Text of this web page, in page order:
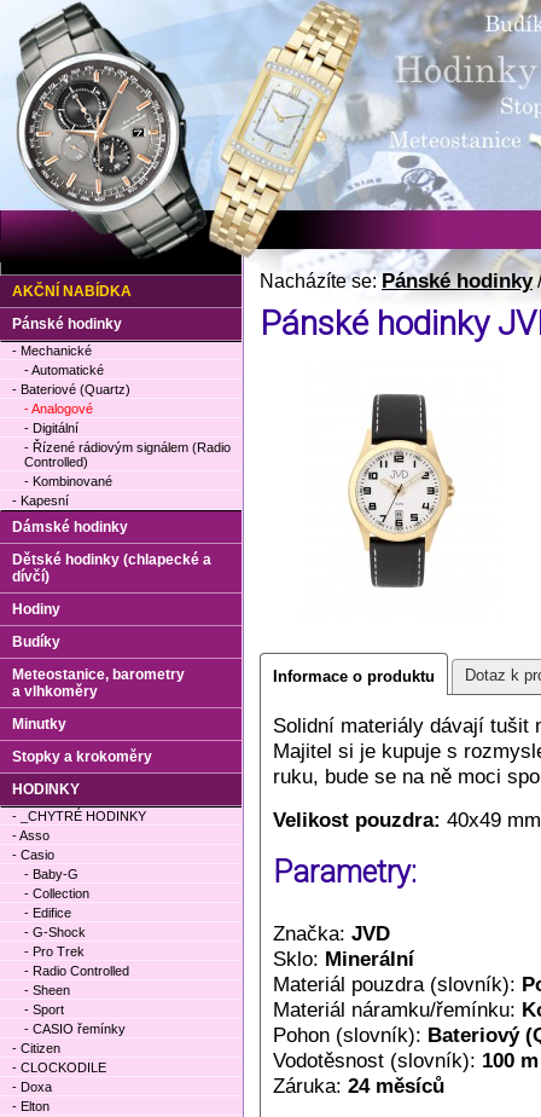
Nacházíte se:Pánské hodinky
Pánské hodinky
Informace o produktu Dotaz k
Solidní materiály dávají tušit
Majitel si je kupuje s
ruku, bude se na ně moci
Velikost pouzdra: 40x49 mm
Parametry:
Značka: JVD
Sklo: Minerální
Materiál pouzdra (slovník):
Materiál náramku/řemínku:
Pohon (slovník): Bateriový
Vodotěsnost (slovník): 100 m
Záruka: 24 měsíců
AKČNÍ NABÍDKA
Pánské hodinky
- Mechanické
- Automatické
- Bateriové (Quartz)
- Analogové
- Digitální
- Řízené rádiovým signálem (Radio
Controlled)
- Kombinované
- Kapesní
Dámské hodinky
Dětské hodinky (chlapecké a
dívčí)
Hodiny
Budíky
Meteostanice, barometry
a vlhkoměry
Minutky
Stopky a krokoměry
HODINKY
- _CHYTRÉ HODINKY
- Asso
- Casio
- Baby-G
- Collection
- Edifice
- G-Shock
- Pro Trek
- Radio Controlled
- Sheen
- Sport
- CASIO řemínky
- Citizen
- CLOCKODILE
- Doxa
- Elton